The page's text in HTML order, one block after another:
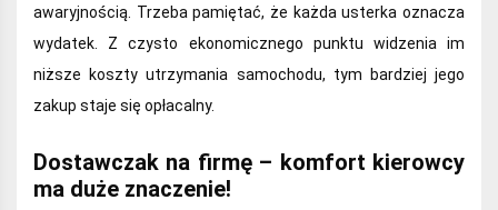
awaryjnością. Trzeba pamiętać, że każda usterka oznacza
wydatek. Z czysto ekonomicznego punktu widzenia im
niższe koszty utrzymania samochodu, tym bardziej jego
zakup staje się opłacalny.
Dostawczak na firmę – komfort kierowcy
ma duże znaczenie!